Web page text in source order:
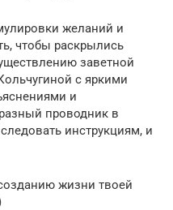
желаний и
чтобы раскрылись
заветной
с яркими
и
проводник в
инструкциям, и
жизни твоей